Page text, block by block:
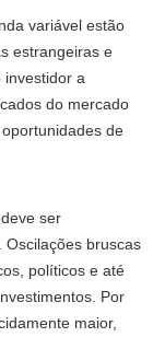
variável estão
estrangeiras e
investidor a
do mercado
de
ser
bruscas
políticos e até
Por
maior,